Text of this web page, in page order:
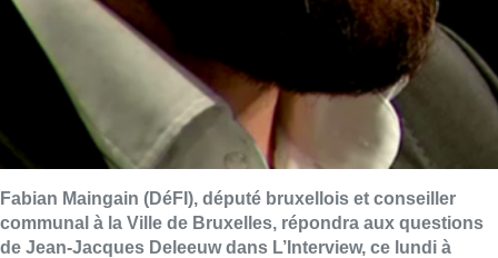
Fabian Maingain (DéFI), député bruxellois et conseiller
communal à la Ville de Bruxelles, répondra aux questions
de Jean-Jacques Deleeuw dans L’Interview, ce lundi à